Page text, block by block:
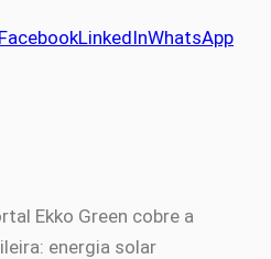
FacebookLinkedInWhatsApp
Ekko Green cobre a
energia solar